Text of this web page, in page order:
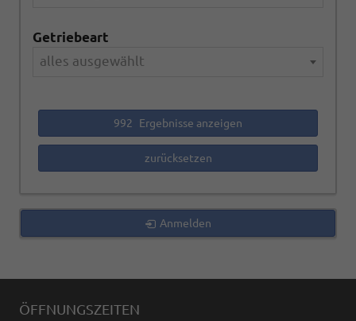
Getriebeart
alles ausgewählt
992 Ergebnisse anzeigen
zurücksetzen
Anmelden
ÖFFNUNGSZEITEN